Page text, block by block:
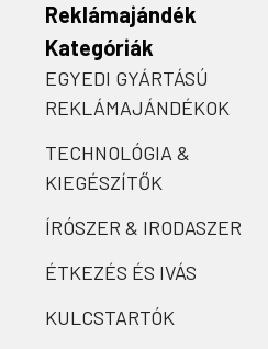
Reklámajándék
Kategóriák
EGYEDI GYÁRTÁSÚ
REKLÁMAJÁNDÉKOK
TECHNOLÓGIA &
KIEGÉSZÍTŐK
ÍRÓSZER & IRODASZER
ÉTKEZÉS ÉS IVÁS
KULCSTARTÓK